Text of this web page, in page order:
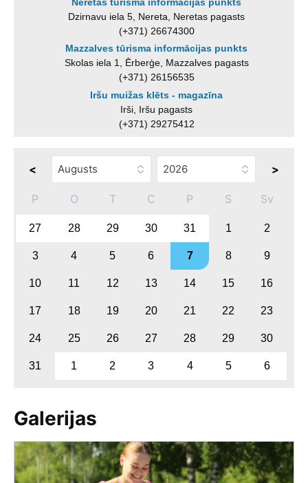
Dzirnavu iela 5, Nereta, Neretas pagasts
(+371) 26674300
Mazzalves tūrisma informācijas punkts
Skolas iela 1, Ērberģe, Mazzalves pagasts
(+371) 26156535
Iršu muižas klēts - magazīna
Irši, Iršu pagasts
(+371) 29275412
< >
P O T C P S Sv
27 28 29 30 31 1 2
3 4 5 6 7 8 9
10 11 12 13 14 15 16
17 18 19 20 21 22 23
24 25 26 27 28 29 30
31 1 2 3 4 5 6
Galerijas